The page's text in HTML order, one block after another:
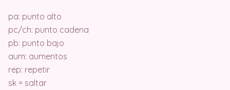
pa: punto alto
pc/ch: punto cadena
pb: punto bajo
aum: aumentos
rep: repetir
sk = saltar